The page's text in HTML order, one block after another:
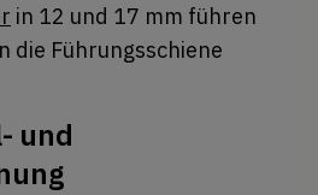
in 12 und 17 mm führen
die Führungsschiene
und